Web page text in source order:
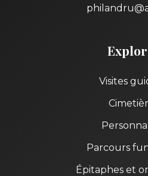
Visites
Parcours
Épitaphes et